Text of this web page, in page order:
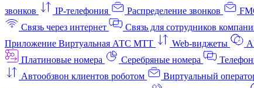
звонков
IP-телефония Распределение звонков
Связь через интернет
Связь для сотрудников
Приложение Виртуальная АТС МТТ
Web-виджеты
Платиновые номера
Серебряные номера
Автообзвон клиентов роботом
Виртуальный